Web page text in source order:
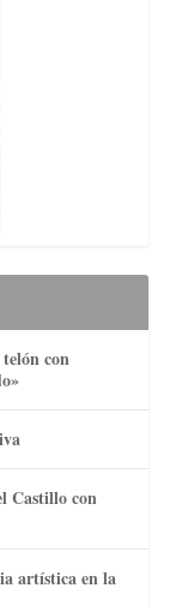
con
Castillo con
artística en la